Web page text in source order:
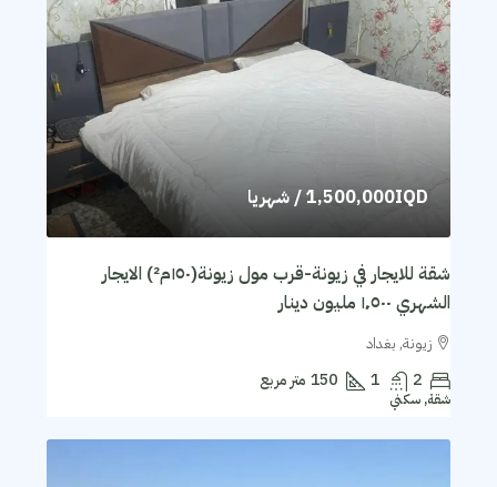
1,500,000IQD/ شهريا
شقة للايجار في زيونة-قرب مول زيونة(١٥٠م²) الايجار
الشهري ١٬٥٠٠ مليون دينار
زيونة, بغداد
2
1
150 متر مربع
شقة, سكني